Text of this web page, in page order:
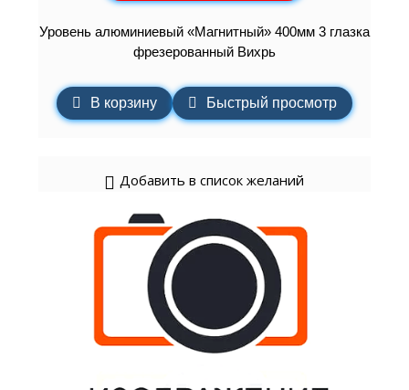
Уровень алюминиевый «Магнитный» 400мм 3 глазка
фрезерованный Вихрь
В корзину Быстрый просмотр
Добавить в список желаний